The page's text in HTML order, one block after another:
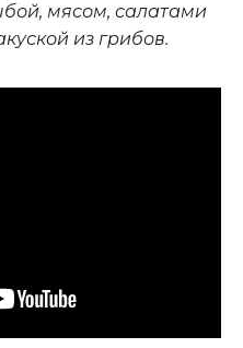
мясом, салатами
из грибов.